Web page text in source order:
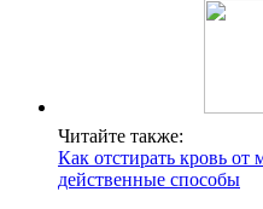
Читайте также:
Как отстирать кровь
действенные способы